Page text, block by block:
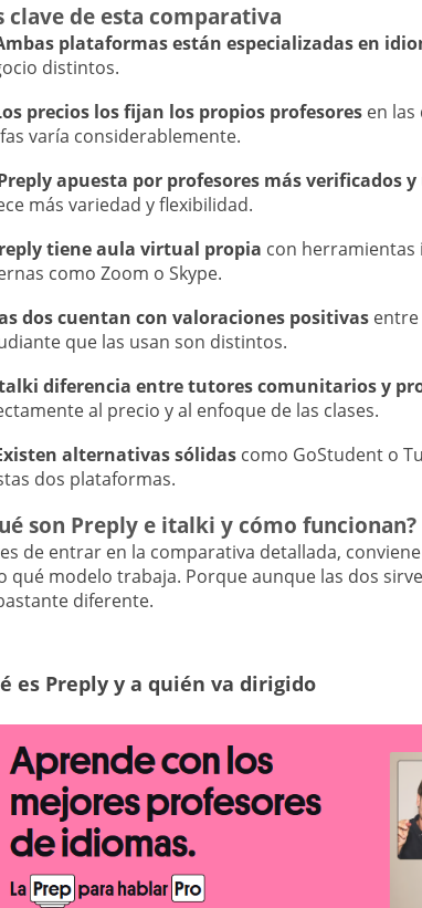
clave de esta comparativa
plataformas están especializadas en
distintos.
precios los fijan los propios profesores en
varía considerablemente.
apuesta por profesores más verificados
más variedad y flexibilidad.
tiene aula virtual propia con
como Zoom o Skype.
dos cuentan con valoraciones positivas
que las usan son distintos.
diferencia entre tutores comunitarios y
al precio y al enfoque de las clases.
alternativas sólidas como GoStudent o
dos plataformas.
son Preply e italki y cómo funcionan?
de entrar en la comparativa detallada,
qué modelo trabaja. Porque aunque las dos
diferente.
es Preply y a quién va dirigido